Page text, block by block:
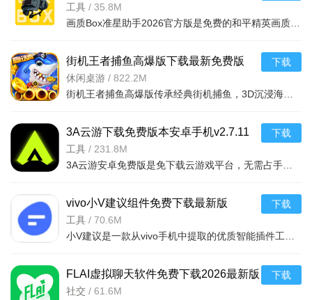
v2.0.0官方正版
工具 / 35.8M
街机王者捕鱼高爆版下载最新免费版
v3.14.0.10.11官方安卓版
休闲桌游 / 822.2M
下载
3A云游下载免费版本安卓手机v2.7.11
安卓版
工具 / 231.8M
下载
vivo小V建议组件免费下载最新版
v12.2.3.0安卓版
工具 / 70.6M
下载
FLAI虚拟聊天软件免费下载2026最新版
v2.1.7安卓版
社交 / 61.6M
下载